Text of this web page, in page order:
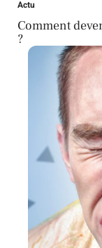
Actu
Comment
?